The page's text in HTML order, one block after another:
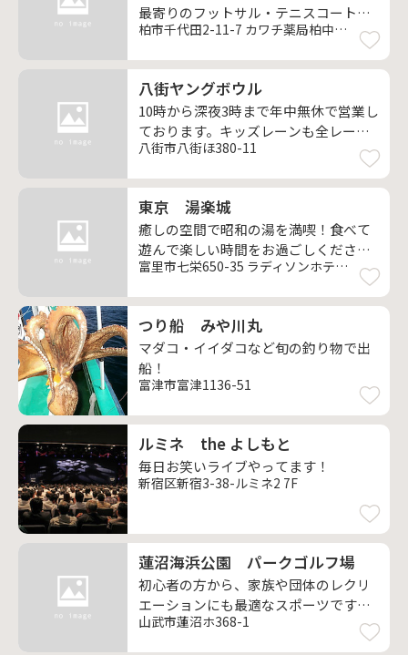
最寄りのフットサル・テニスコートで
スポーツを楽しもう！
柏市千代田2-11-7 カワチ薬局柏中央店2階
八街ヤングボウル
10時から深夜3時まで年中無休で営業し
ております。キッズレーンも全レーン
完備。
八街市八街ほ380-11
東京 湯楽城
癒しの空間で昭和の湯を満喫！食べて
遊んで楽しい時間をお過ごしくださ
い。
富里市七栄650-35 ラディソンホテル成田敷地内
つり船 みや川丸
マダコ・イイダコなど旬の釣り物で出
船！
富津市富津1136-51
ルミネ the よしもと
毎日お笑いライブやってます！
新宿区新宿3-38-ルミネ2 7F
蓮沼海浜公園 パークゴルフ場
初心者の方から、家族や団体のレクリ
エーションにも最適なスポーツです。
運動不足の方は、チャレンジを！
山武市蓮沼ホ368-1